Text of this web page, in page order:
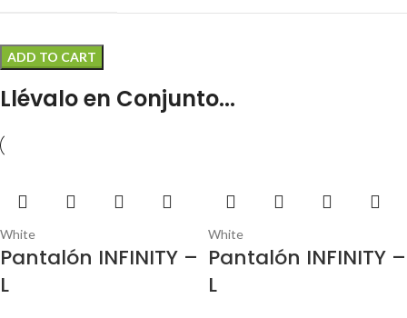
ADD TO CART
Llévalo en Conjunto...
White
Pantalón INFINITY –
L
White
Pantalón INFINITY –
L